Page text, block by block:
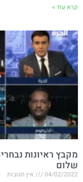
קרא עוד »
מקבץ ראיונות
שלום
04/02/2022 אין תגובות